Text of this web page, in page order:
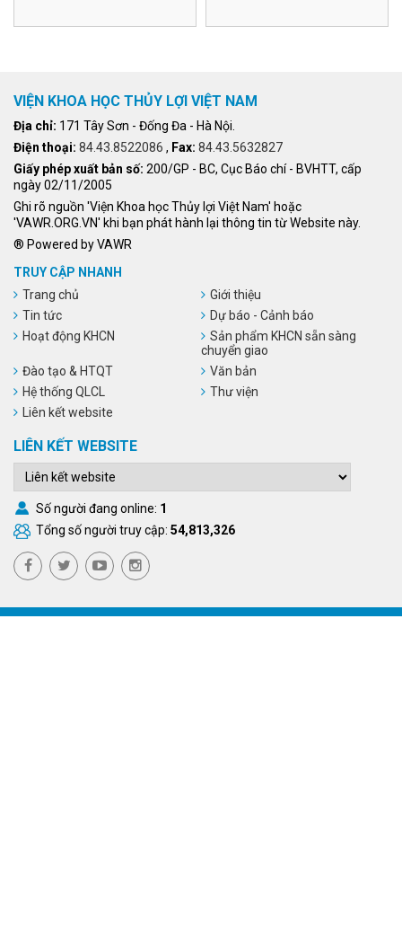
VIỆN KHOA HỌC THỦY LỢI VIỆT NAM
Địa chỉ: 171 Tây Sơn - Đống Đa - Hà Nội.
Điện thoại: 84.43.8522086 , Fax: 84.43.5632827
Giấy phép xuất bản số: 200/GP - BC, Cục Báo chí - BVHTT, cấp
ngày 02/11/2005
Ghi rõ nguồn 'Viện Khoa học Thủy lợi Việt Nam' hoặc
'VAWR.ORG.VN' khi bạn phát hành lại thông tin từ Website này.
® Powered by VAWR
TRUY CẬP NHANH
Trang chủ
Giới thiệu
Tin tức
Dự báo - Cảnh báo
Hoạt động KHCN
Sản phẩm KHCN sẵn sàng
chuyển giao
Đào tạo & HTQT
Văn bản
Hệ thống QLCL
Thư viện
Liên kết website
LIÊN KẾT WEBSITE
Số người đang online: 1
Tổng số người truy cập: 54,813,326